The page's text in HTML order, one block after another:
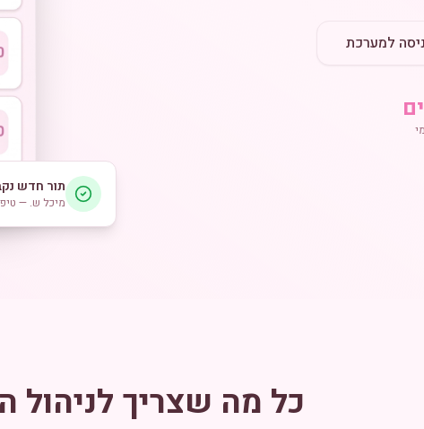
למערכת
תור חדש
מיכל ש. —
כל מה שצריך לניהול